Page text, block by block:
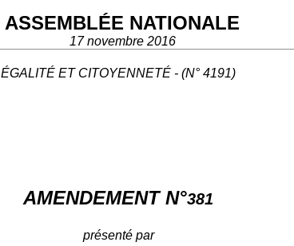
ASSEMBLÉE NATIONALE
17 novembre 2016
ÉGALITÉ ET CITOYENNETÉ - (N° 4191)
AMENDEMENT N°381
présenté par